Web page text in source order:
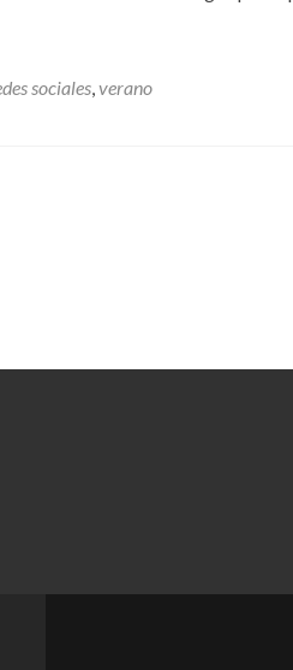
sociales,verano